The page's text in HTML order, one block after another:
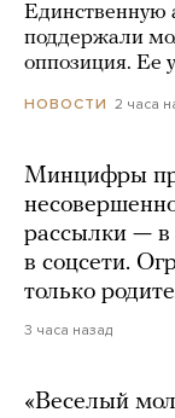
Единственную
поддержали
оппозиция. Ее
НОВОСТИ 2 часа
Минцифры
рассылки — в
в соцсети.
только
3 часа назад
«Веселый